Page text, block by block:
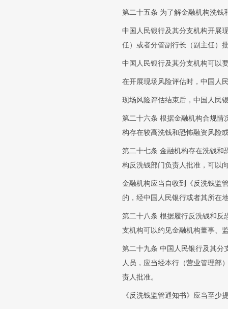
第二十五条 为了解金融机构洗钱
中国人民银行及其分支机构开展
任）或者分管副行长（副主任）
中国人民银行及其分支机构可以
在开展现场风险评估时，中国人
现场风险评估结束后，中国人民
第二十六条 根据金融机构合规情
构存在较高洗钱和恐怖融资风险
第二十七条 金融机构存在洗钱和
构反洗钱部门负责人批准，可以
金融机构应当自收到《反洗钱监
的，经中国人民银行或者其所在
第二十八条 根据履行反洗钱和反
支机构可以约见金融机构董事、
第二十九条 中国人民银行及其分
人员，应当经本行（营业管理部
责人批准。
《反洗钱监管通知书》应当至